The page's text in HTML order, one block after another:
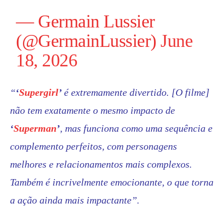
— Germain Lussier
(@GermainLussier)June
18, 2026
“‘Supergirl’ é extremamente divertido. [O filme]
não tem exatamente o mesmo impacto de
‘Superman’, mas funciona como uma sequência e
complemento perfeitos, com personagens
melhores e relacionamentos mais complexos.
Também é incrivelmente emocionante, o que torna
a ação ainda mais impactante”.